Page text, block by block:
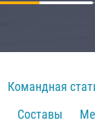
Командная
Составы